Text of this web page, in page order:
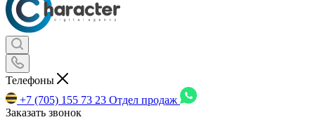
Телефоны
+7 (705) 155 73 23 Отдел продаж
Заказать звонок